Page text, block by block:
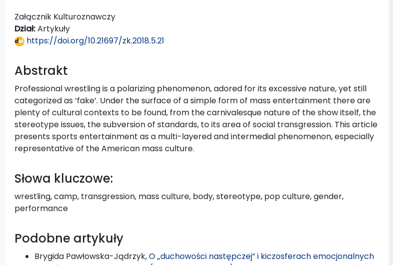
Załącznik Kulturoznawczy
Dział:Artykuły
https://doi.org/10.21697/zk.2018.5.21
Abstrakt
Professional wrestling is a polarizing phenomenon, adored for its excessive nature, yet still
categorized as ‘fake’. Under the surface of a simple form of mass entertainment there are
plenty of cultural contexts to be found, from the carnivalesque nature of the show itself, the
stereotype issues, the subversion of standards, to its area of social transgression. This article
presents sports entertainment as a multi-layered and intermedial phenomenon, especially
representative of the American mass culture.
Słowa kluczowe:
wrestling, camp, transgression, mass culture, body, stereotype, pop culture, gender,
performance
Podobne artykuły
Brygida Pawłowska-Jądrzyk,O „duchowości następczej” i kiczosferach emocjonalnych